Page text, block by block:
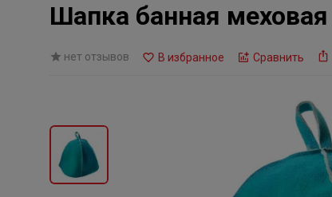
Шапка банная
нет отзывов В избранное Сравнить